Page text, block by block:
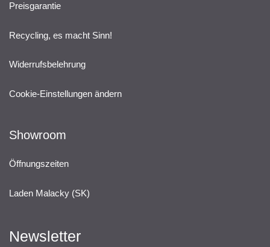
Preisgarantie
Recycling, es macht Sinn!
Widerrufsbelehrung
Cookie-Einstellungen ändern
Showroom
Öffnungszeiten
Laden Malacky (SK)
Newsletter